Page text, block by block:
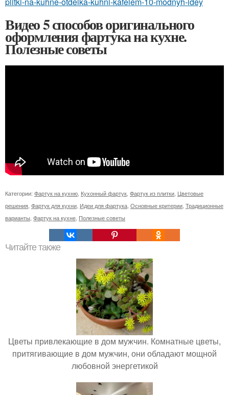
Видео 5 способов оригинального
оформления фартука на кухне.
Полезные советы
Категории: Фартук на кухню Кухонный фартук Фартук из плитки Цветовые
решения Фартук для кухни Идеи для фартука Основные критерии Традиционные
варианты Фартук на кухне Полезные советы
Читайте также
Цветы привлекающие в дом мужчин. Комнатные цветы,
притягивающие в дом мужчин, они обладают мощной
любовной энергетикой